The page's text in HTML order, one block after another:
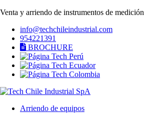
Venta y arriendo de instrumentos de medición
info@techchileindustrial.com
954221391
BROCHURE
Arriendo de equipos